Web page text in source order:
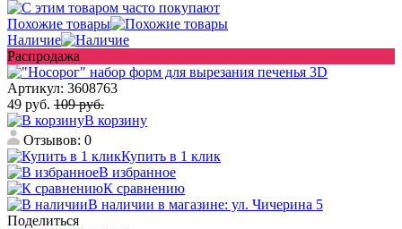
Похожие товары
Наличие
Распродажа
Артикул: 3608763
49 руб. 109 руб.
В корзину
Отзывов: 0
Купить в 1 клик
В избранное
К сравнению
В наличии в магазине: ул. Чичерина 5
Поделиться